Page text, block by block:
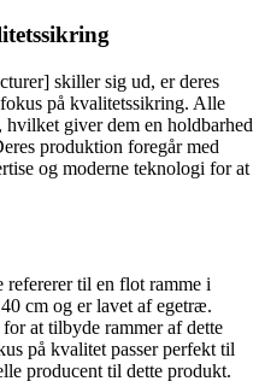
skiller sig ud, er deres
på kvalitetssikring. Alle
giver dem en holdbarhed
produktion foregår med
og moderne teknologi for at
refererer til en flot ramme i
cm og er lavet af egetræ.
at tilbyde rammer af dette
på kvalitet passer perfekt til
producent til dette produkt.